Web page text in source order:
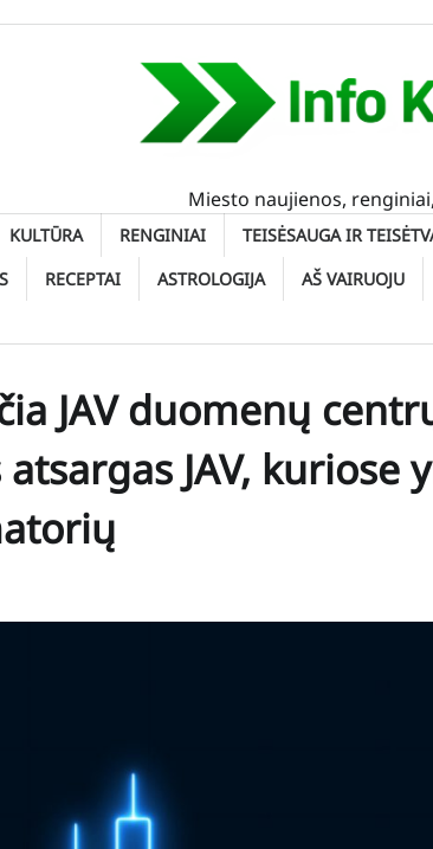
Miesto naujienos,
KULTŪRA RENGINIAI TEISĖSAUGA IR
RECEPTAI ASTROLOGIJA AŠ VAIRUOJU
JAV duomenų
JAV, kuriose